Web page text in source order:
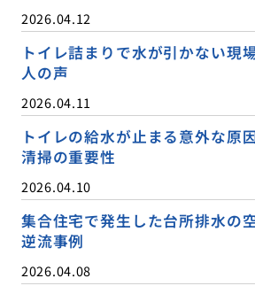
2026.04.12
トイレ詰まりで水が引かない現
人の声
2026.04.11
トイレの給水が止まる意外な原
清掃の重要性
2026.04.10
集合住宅で発生した台所排水の
逆流事例
2026.04.08